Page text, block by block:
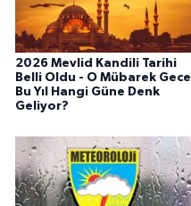
2026 Mevlid Kandili Tarihi
Belli Oldu - O Mübarek Gece
Bu Yıl Hangi Güne Denk
Geliyor?